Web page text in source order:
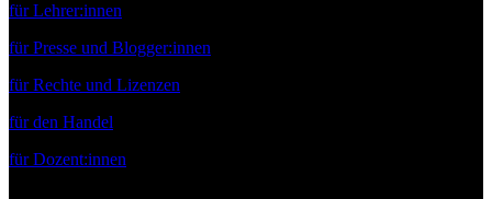
für Lehrer:innen
für Presse und Blogger:innen
für Rechte und Lizenzen
für den Handel
für Dozent:innen